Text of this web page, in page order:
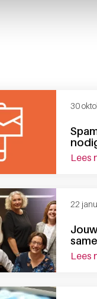
30
lees
22
lees